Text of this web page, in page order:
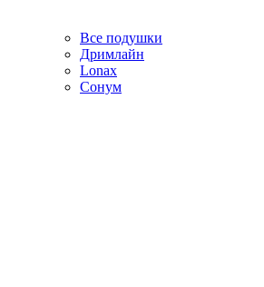
Все подушки
Дримлайн
Lonax
Сонум